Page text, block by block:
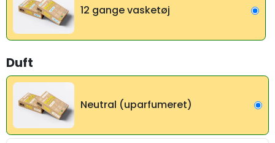
12 gange vasketøj
Duft
Neutral (uparfumeret)